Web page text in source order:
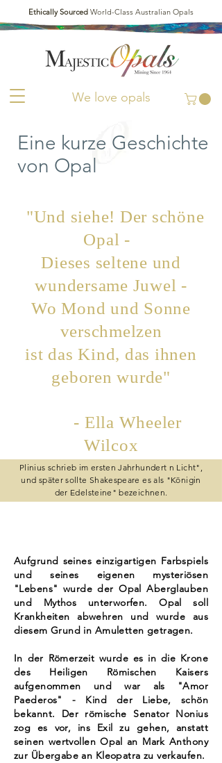
We love opals
Ethically Sourced World-Class Australian Opals
Eine kurze Geschichte
von Opal
"Und siehe! Der schöne
Opal -
Dieses seltene und
wundersame Juwel -
Wo Mond und Sonne
verschmelzen
ist das Kind, das ihnen
geboren wurde"
- Ella Wheeler
Wilcox
Aufgrund seines einzigartigen Farbspiels
und seines eigenen mysteriösen
"Lebens" wurde der Opal Aberglauben
und Mythos unterworfen. Opal soll
Krankheiten abwehren und wurde aus
diesem Grund in Amuletten getragen.
In der Römerzeit wurde es in die Krone
des Heiligen Römischen Kaisers
aufgenommen und war als "Amor
Paederos" - Kind der Liebe, schön
bekannt. Der römische Senator Nonius
zog es vor, ins Exil zu gehen, anstatt
seinen wertvollen Opal an Mark Anthony
zur Übergabe an Kleopatra zu verkaufen.
Plinius schrieb im ersten Jahrhundert n Licht",
und später sollte Shakespeare es als "Königin
der Edelsteine" bezeichnen.